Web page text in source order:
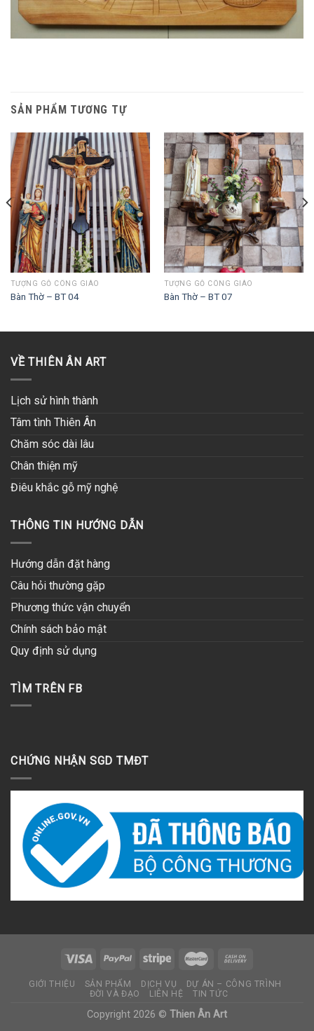
SẢN PHẨM TƯƠNG TỰ
TƯỢNG GỖ CÔNG GIÁO
Bàn Thờ – BT 04
TƯỢNG GỖ CÔNG GIÁO
Bàn Thờ – BT 07
VỀ THIÊN ÂN ART
Lịch sử hình thành
Tâm tình Thiên Ân
Chăm sóc dài lâu
Chân thiện mỹ
Điêu khắc gỗ mỹ nghệ
THÔNG TIN HƯỚNG DẪN
Hướng dẫn đặt hàng
Câu hỏi thường gặp
Phương thức vận chuyển
Chính sách bảo mật
Quy định sử dụng
TÌM TRÊN FB
CHỨNG NHẬN SGD TMĐT
GIỚI THIỆU SẢN PHẨM DỊCH VỤ
DỰ ÁN – CÔNG TRÌNH
ĐỜI VÀ ĐẠO
LIÊN HỆ TIN TỨC
Copyright 2026 © Thien Ân Art